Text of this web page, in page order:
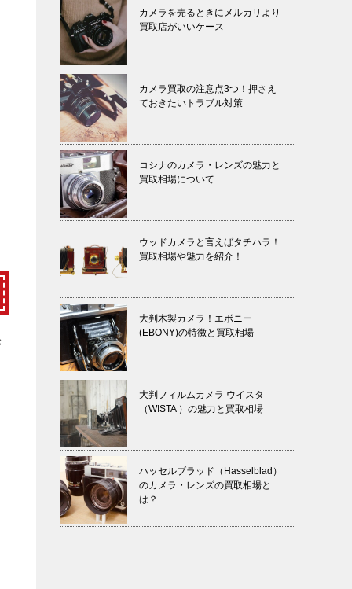
カメラを売るときにメルカリより
買取店がいいケース
カメラ買取の注意点3つ！押さえ
ておきたいトラブル対策
コシナのカメラ・レンズの魅力と
買取相場について
ウッドカメラと言えばタチハラ！
買取相場や魅力を紹介！
大判木製カメラ！エボニー
(EBONY)の特徴と買取相場
大判フィルムカメラ ウイスタ
（WISTA ）の魅力と買取相場
ハッセルブラッド（Hasselblad）
のカメラ・レンズの買取相場と
は？